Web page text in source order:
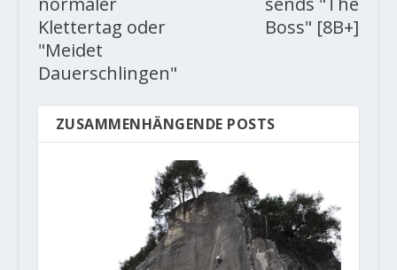
Klettertag oder
"Meidet
Dauerschlingen"
Boss" [8B+]
ZUSAMMENHÄNGENDE POSTS